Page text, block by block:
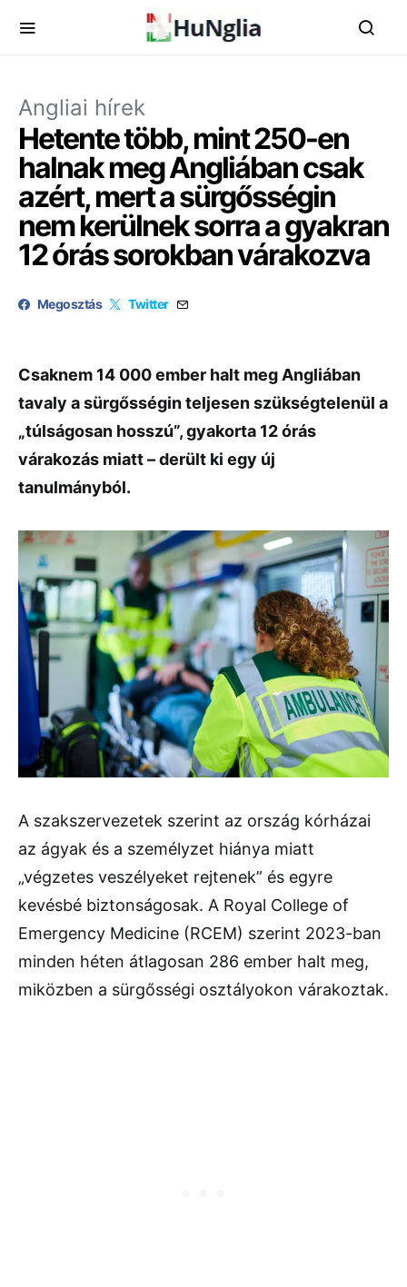
Angliai hírek
Hetente több, mint 250-en
halnak meg Angliában csak
azért, mert a sürgősségin
nem kerülnek sorra a gyakran
12 órás sorokban várakozva
Megosztás Twitter
Csaknem 14 000 ember halt meg Angliában
tavaly a sürgősségin teljesen szükségtelenül a
„túlságosan hosszú”, gyakorta 12 órás
várakozás miatt – derült ki egy új
tanulmányból.
A szakszervezetek szerint az ország kórházai
az ágyak és a személyzet hiánya miatt
„végzetes veszélyeket rejtenek” és egyre
kevésbé biztonságosak. A Royal College of
Emergency Medicine (RCEM) szerint 2023-ban
minden héten átlagosan 286 ember halt meg,
miközben a sürgősségi osztályokon várakoztak.